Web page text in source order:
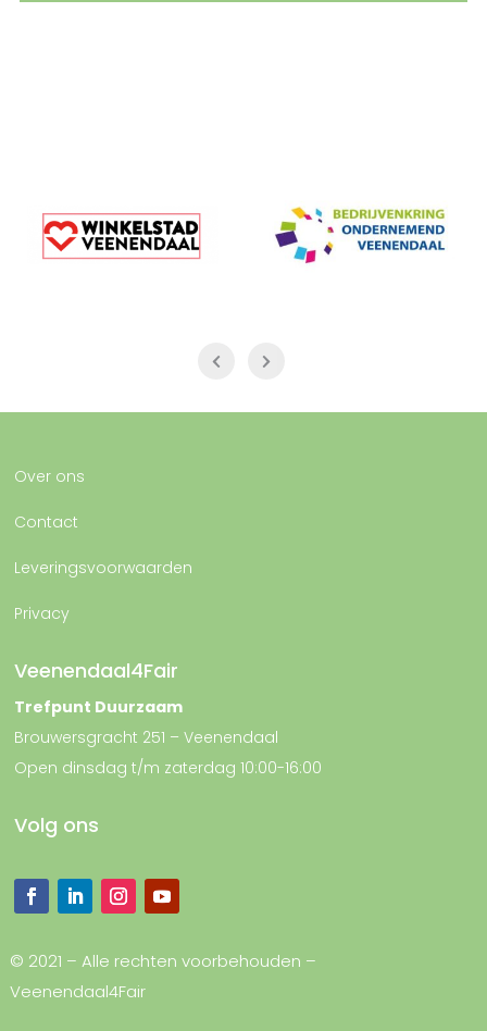
Over ons
Contact
Leveringsvoorwaarden
Privacy
Veenendaal4Fair
Trefpunt Duurzaam
Brouwersgracht 251 – Veenendaal
Open dinsdag t/m zaterdag 10:00-16:00
Volg ons
© 2021 – Alle rechten voorbehouden –
Veenendaal4Fair